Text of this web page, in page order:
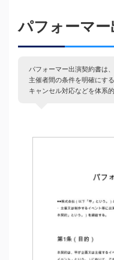
パフォーマ
パフォーマー出演契約書は
主催者間の条件を明確にす
キャンセル対応などを体系